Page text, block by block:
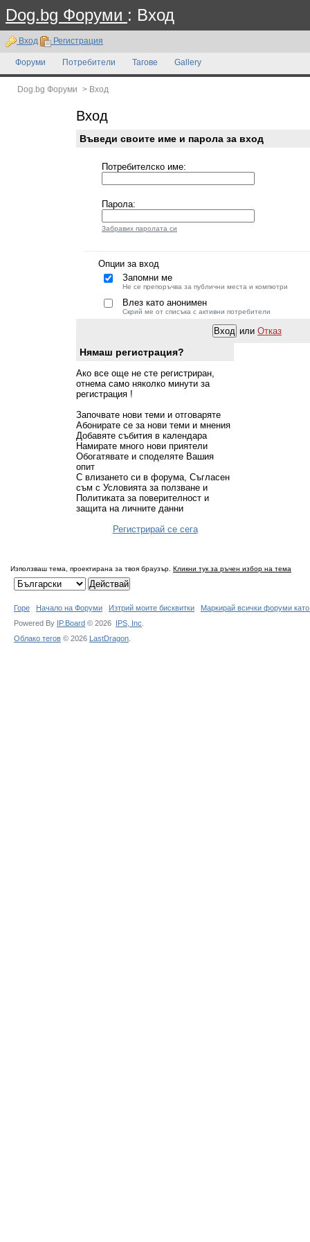
Dog.bg Форуми : Вход
Вход Регистрация
Форуми Потребители Тагове Gallery
Dog.bg Форуми > Вход
Вход
Въведи своите име и парола за вход
Потребителско име:
Парола:
Забравих паролата си
Опции за вход
Запомни ме
Не се препоръчва за публични места и компютри
Влез като анонимен
Скрий ме от списъка с активни потребители
или Отказ
Нямаш регистрация?
Ако все още не сте регистриран,
отнема само няколко минути за
регистрация !
Започвате нови теми и отговаряте
Абонирате се за нови теми и мнения
Добавяте събития в календара
Намирате много нови приятели
Обогатявате и споделяте Вашия
опит
С влизането си в форума, Съгласен
съм с Условията за ползване и
Политиката за поверителност и
защита на личните данни
Регистрирай се сега
Използваш тема, проектирана за твоя браузър. Кликни тук за ръчен избор на тема
Горе Начало на Форуми Изтрий моите бисквитки
Маркирай всички форуми
Powered By
IP.Board © 2026 IPS, Inc
Облако тегов © 2026 LastDragon